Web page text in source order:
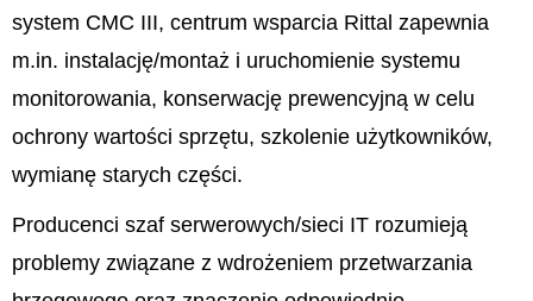
system CMC III, centrum wsparcia Rittal zapewnia
m.in. instalację/montaż i uruchomienie systemu
monitorowania, konserwację prewencyjną w celu
ochrony wartości sprzętu, szkolenie użytkowników,
wymianę starych części.
Producenci szaf serwerowych/sieci IT rozumieją
problemy związane z wdrożeniem przetwarzania